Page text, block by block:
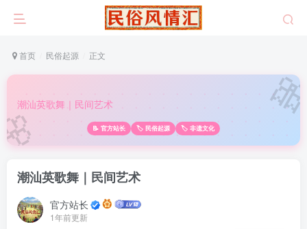
首页 民俗起源 正文
潮汕英歌舞｜民间艺术
📝 官方站长 🏷️ 民俗起源 🏷️ 非遗文化
潮汕英歌舞｜民间艺术
官方站长
1年前更新